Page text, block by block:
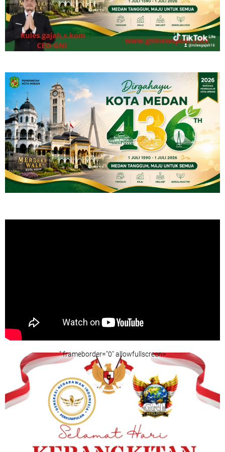
" frameborder="0" allowfullscreen>